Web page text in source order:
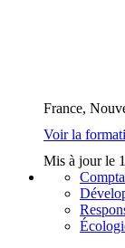
France,
Voir la
Mis à jour le